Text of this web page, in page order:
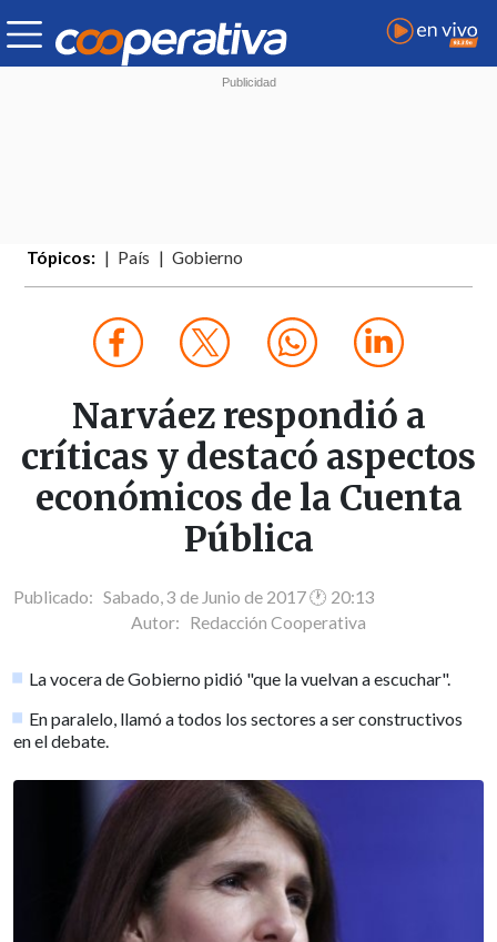
Tópicos: País Gobierno
Narváez respondió a
críticas y destacó aspectos
económicos de la Cuenta
Pública
Publicado: Sabado, 3 de Junio de 2017 🕐 20:13
Autor: Redacción Cooperativa
La vocera de Gobierno pidió "que la vuelvan a escuchar".
En paralelo, llamó a todos los sectores a ser constructivos
en el debate.